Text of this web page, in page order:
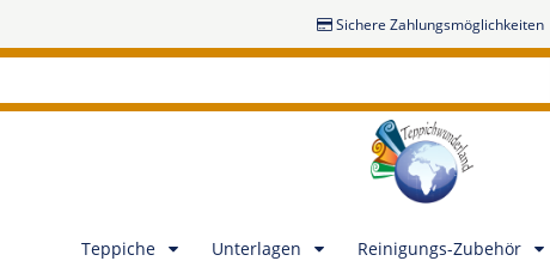
Sichere Zahlungsmöglichkeiten
Teppiche Unterlagen Reinigungs-Zubehör